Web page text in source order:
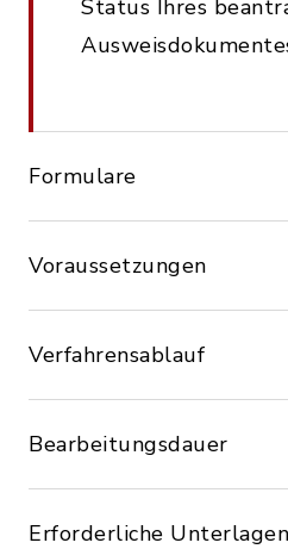
Status Ihres
Formulare
Voraussetzungen
Verfahrensablauf
Bearbeitungsdauer
Erforderliche Unterlagen